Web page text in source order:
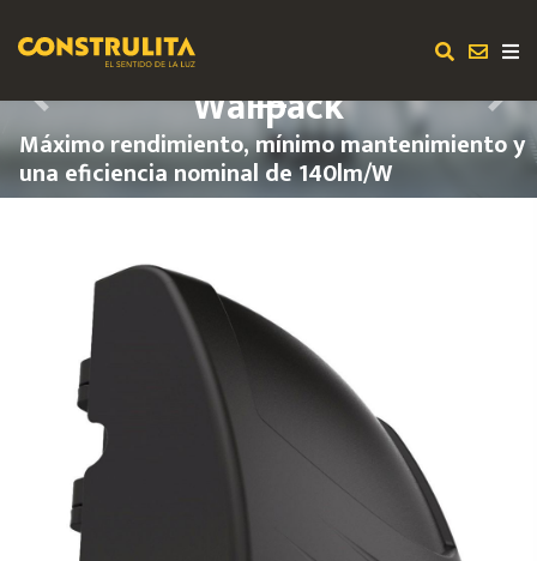
Wallpack
Máximo rendimiento, mínimo mantenimiento y
una eficiencia nominal de 140lm/W
Previous Next